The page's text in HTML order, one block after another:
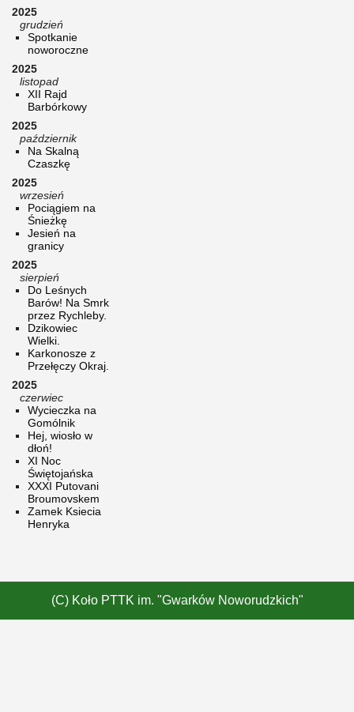
2025
grudzień
Spotkanie
noworoczne
2025
listopad
XII Rajd
Barbórkowy
2025
październik
Na Skalną
Czaszkę
2025
wrzesień
Pociągiem na
Śnieżkę
Jesień na
granicy
2025
sierpień
Do Leśnych
Barów! Na Smrk
przez Rychleby.
Dzikowiec
Wielki.
Karkonosze z
Przełęczy Okraj.
2025
czerwiec
Wycieczka na
Gomólnik
Hej, wiosło w
dłoń!
XI Noc
Świętojańska
XXXI Putovani
Broumovskem
Zamek Ksiecia
Henryka
(C) Koło PTTK im. "Gwarków Noworudzkich"